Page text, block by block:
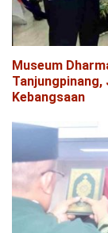
Museum
Tanjungpinang,
Kebangsaan